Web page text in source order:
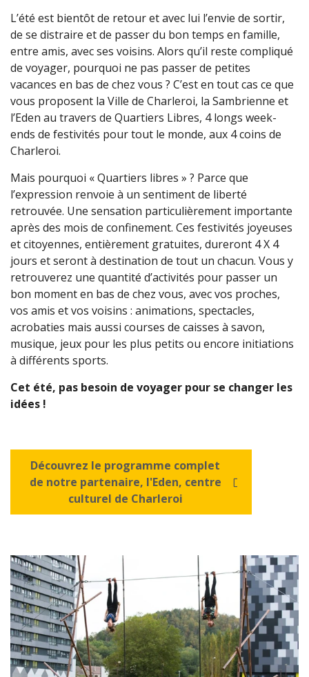
L’été est bientôt de retour et avec lui l’envie de sortir,
de se distraire et de passer du bon temps en famille,
entre amis, avec ses voisins. Alors qu’il reste compliqué
de voyager, pourquoi ne pas passer de petites
vacances en bas de chez vous ? C’est en tout cas ce que
vous proposent la Ville de Charleroi, la Sambrienne et
l’Eden au travers de Quartiers Libres, 4 longs week-
ends de festivités pour tout le monde, aux 4 coins de
Charleroi.
Mais pourquoi « Quartiers libres » ? Parce que
l’expression renvoie à un sentiment de liberté
retrouvée. Une sensation particulièrement importante
après des mois de confinement. Ces festivités joyeuses
et citoyennes, entièrement gratuites, dureront 4 X 4
jours et seront à destination de tout un chacun. Vous y
retrouverez une quantité d’activités pour passer un
bon moment en bas de chez vous, avec vos proches,
vos amis et vos voisins : animations, spectacles,
acrobaties mais aussi courses de caisses à savon,
musique, jeux pour les plus petits ou encore initiations
à différents sports.
Cet été, pas besoin de voyager pour se changer les
idées !
Découvrez le programme complet
de notre partenaire, l'Eden, centre
culturel de Charleroi